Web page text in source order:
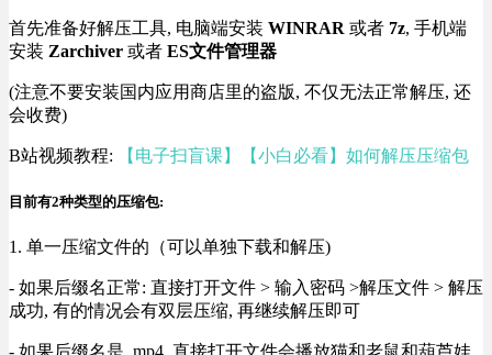
首先准备好解压工具, 电脑端安装 WINRAR 或者 7z, 手机端
安装 Zarchiver 或者 ES文件管理器
(注意不要安装国内应用商店里的盗版, 不仅无法正常解压, 还
会收费)
B站视频教程: 【电子扫盲课】【小白必看】如何解压压缩包
目前有2种类型的压缩包:
1. 单一压缩文件的（可以单独下载和解压)
- 如果后缀名正常: 直接打开文件 > 输入密码 >解压文件 > 解压
成功, 有的情况会有双层压缩, 再继续解压即可
- 如果后缀名是 .mp4, 直接打开文件会播放猫和老鼠和葫芦娃